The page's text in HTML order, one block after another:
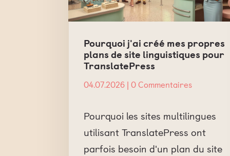
Pourquoi j'ai créé mes propres
plans de site linguistiques pour
TranslatePress
04.07.2026 | 0 Commentaires
Pourquoi les sites multilingues
utilisant TranslatePress ont
parfois besoin d'un plan du site